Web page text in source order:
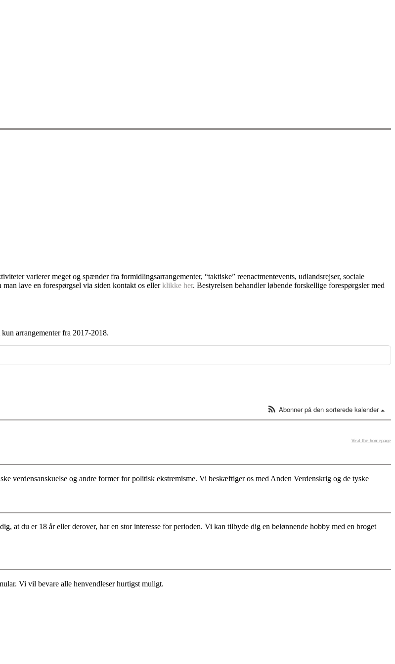
varierer meget og spænder fra formidlingsarrangementer, “taktiske” reenactmentevents, udlandsrejser, sociale
lave en forespørgsel via siden kontakt os ellerklikke her. Bestyrelsen behandler løbende forskellige forespørgsler med
arrangementer fra 2017-2018.
Abonner på den sorterede kalender
Visit the homepage
verdensanskuelse og andre former for politisk ekstremisme. Vi beskæftiger os med Anden Verdenskrig og de tyske
at du er 18 år eller derover, har en stor interesse for perioden. Vi kan tilbyde dig en belønnende hobby med en broget
Vi vil bevare alle henvendleser hurtigst muligt.